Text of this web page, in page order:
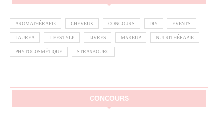
AROMATHÉRAPIE CHEVEUX CONCOURS DIY EVENTS
LAUREA LIFESTYLE LIVRES MAKEUP NUTRITHÉRAPIE
PHYTOCOSMÉTIQUE STRASBOURG
CONCOURS